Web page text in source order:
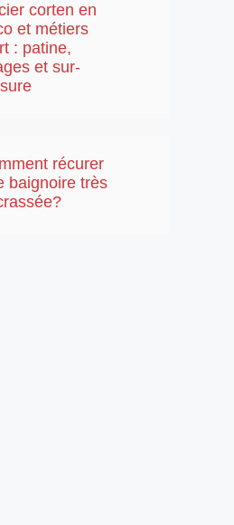
corten en
et métiers
: patine,
et sur-
récurer
baignoire très